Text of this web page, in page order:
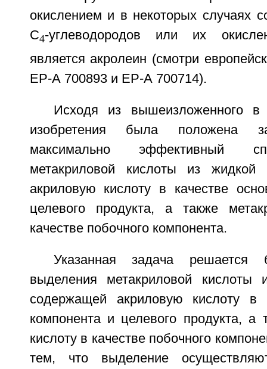
окислением и в некоторых случаях
С4-углеводородов или их
является акролеин (смотри
ЕР-А 700893 и ЕР-А 700714).
Исходя из вышеизложенного в
изобретения была положена
максимально эффективный
метакриловой кислоты из
акриловую кислоту в качестве
целевого продукта, а также
качестве побочного компонента.
Указанная задача решается
выделения метакриловой
содержащей акриловую кислоту в
компонента и целевого продукта, а
кислоту в качестве побочного
тем, что выделение